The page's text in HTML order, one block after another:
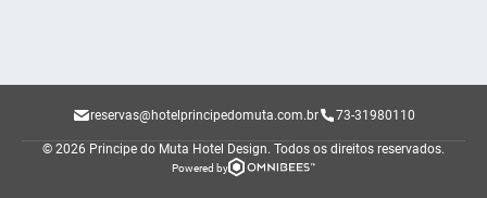
reservas@hotelprincipedomuta.com.br 73-31980110
© 2026 Principe do Muta Hotel Design. Todos os direitos reservados.
Powered by